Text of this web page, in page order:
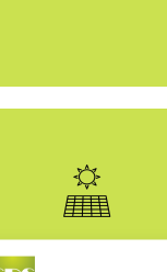
Aurinkopaneelit